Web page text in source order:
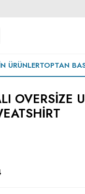
ÜRÜNLERTOPTAN
OVERSIZE